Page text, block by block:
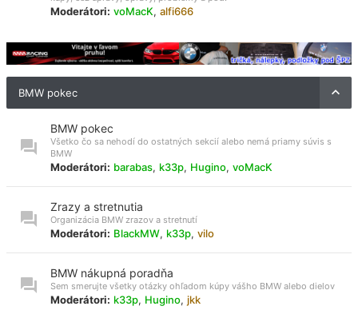
Moderátori: voMacK, alfi666
BMW pokec
BMW pokec
Všetko čo sa nehodí do ostatných sekcií alebo nemá priamy súvis s
BMW
Moderátori: barabas, k33p, Hugino, voMacK
Zrazy a stretnutia
Organizácia BMW zrazov a stretnutí
Moderátori: BlackMW, k33p, vilo
BMW nákupná poradňa
Sem smerujte všetky otázky ohľadom kúpy vášho BMW alebo dielov
Moderátori: k33p, Hugino, jkk